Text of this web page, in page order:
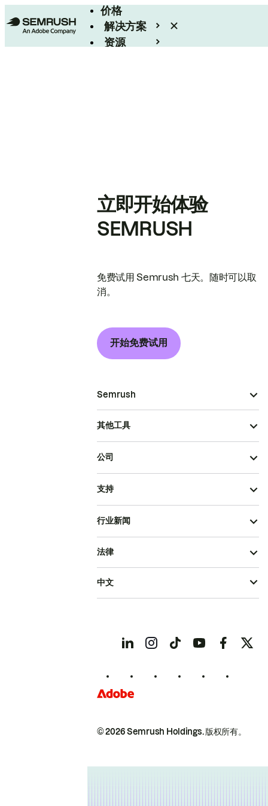
价格
解决方案
资源
立即开始体验
SEMRUSH
免费试用 Semrush 七天。随时可以取
消。
开始免费试用
Semrush
其他工具
公司
支持
行业新闻
© 2026 Semrush Holdings.版权所有。
法律
中文